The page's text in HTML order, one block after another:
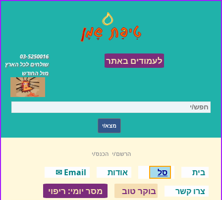
03-5250016
שולחים לכל הארץ
מזל החודש
לעמודים באתר
הרשם/י הכנס/י
בית סל אודות
Email ✉
צרו קשר
בוקר טוב מסר יומי: ריפוי